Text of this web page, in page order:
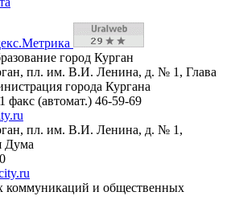
город Курган
пл. им. В.И. Ленина, д. № 1, Глава
города Кургана
факс (автомат.) 46-59-69
пл. им. В.И. Ленина, д. № 1,
Дума
коммуникаций и общественных